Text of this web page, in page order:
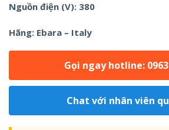
Nguồn điện (V): 380
Hãng: Ebara – Italy
Gọi ngay hotline:
Chat với nhân viên